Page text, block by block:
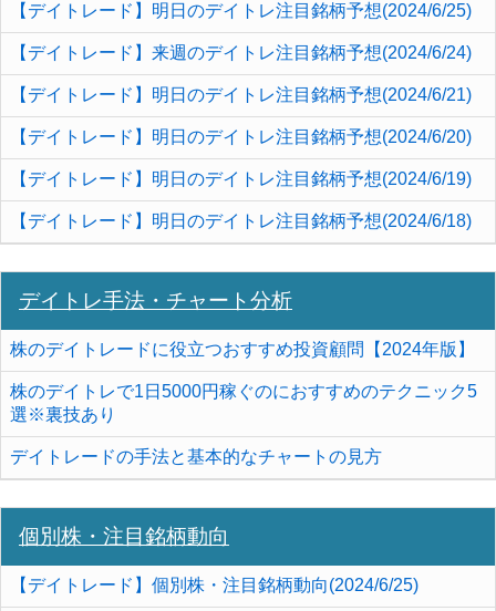
【デイトレード】明日のデイトレ注目銘柄予想(2024/6/25)
【デイトレード】来週のデイトレ注目銘柄予想(2024/6/24)
【デイトレード】明日のデイトレ注目銘柄予想(2024/6/21)
【デイトレード】明日のデイトレ注目銘柄予想(2024/6/20)
【デイトレード】明日のデイトレ注目銘柄予想(2024/6/19)
【デイトレード】明日のデイトレ注目銘柄予想(2024/6/18)
デイトレ手法・チャート分析
株のデイトレードに役立つおすすめ投資顧問【2024年版】
株のデイトレで1日5000円稼ぐのにおすすめのテクニック5
選※裏技あり
デイトレードの手法と基本的なチャートの見方
個別株・注目銘柄動向
【デイトレード】個別株・注目銘柄動向(2024/6/25)